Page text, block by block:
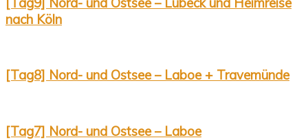
nach Köln
[Tag8] Nord- und Ostsee – Laboe + Travemünde
[Tag7] Nord- und Ostsee – Laboe